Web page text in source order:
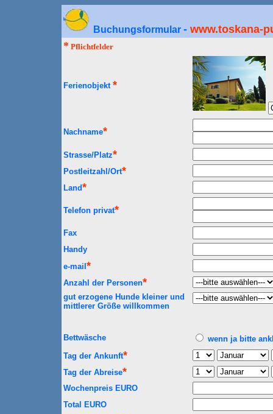
Buchungsformular - www.toskana-
* Pflichtfelder
Ferienobjekt *
Nachname*
Strasse/Platz*
Postleitzahl/Ort*
Land*
Telefon privat*
Fax
Handy
e-mail *
Anzahl der Personen*
gut erzogene Hunde kleiner und
mittlerer Größe willkommen
Bettwäsche
wenn ja bitte
Tag der Ankunft*
Tag der Abreise*
Wochenpreis EURO
Total EURO